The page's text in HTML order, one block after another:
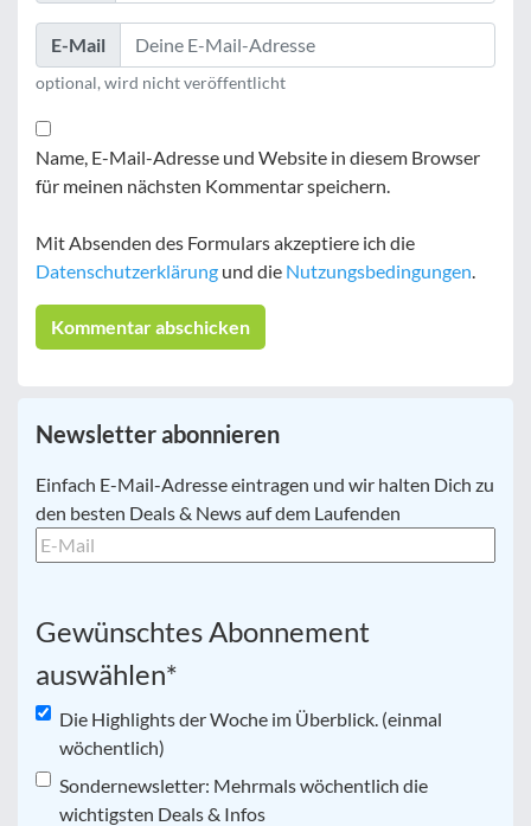
E-Mail
optional, wird nicht veröffentlicht
Name, E-Mail-Adresse und Website in diesem Browser
für meinen nächsten Kommentar speichern.
Mit Absenden des Formulars akzeptiere ich die
Datenschutzerklärung und die Nutzungsbedingungen
Newsletter abonnieren
E-
Mail *
Einfach E-Mail-Adresse eintragen und wir halten Dich zu
den besten Deals & News auf dem Laufenden
Gewünschtes Abonnement
auswählen*
Die Highlights der Woche im Überblick. (einmal
wöchentlich)
Sondernewsletter: Mehrmals wöchentlich die
wichtigsten Deals & Infos